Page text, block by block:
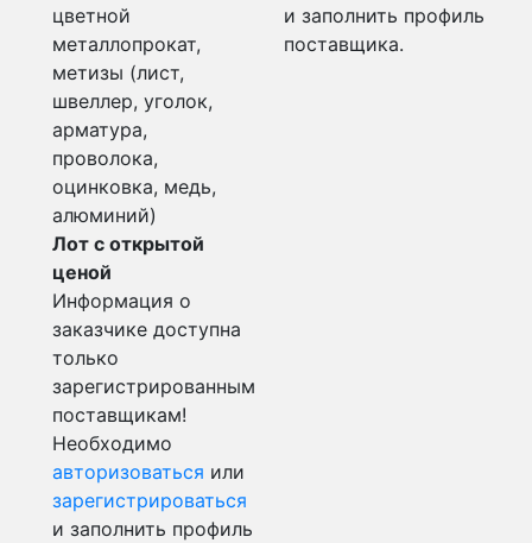
цветной
металлопрокат,
метизы (лист,
швеллер, уголок,
арматура,
проволока,
оцинковка, медь,
алюминий)
Лот с открытой
ценой
Информация о
заказчике доступна
только
зарегистрированным
поставщикам!
Необходимо
авторизоваться или
зарегистрироваться
и заполнить профиль
и заполнить профиль
поставщика.